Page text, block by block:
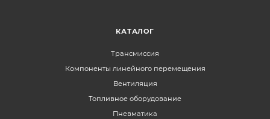
КАТАЛОГ
Трансмиссия
Компоненты линейного перемещения
Вентиляция
Топливное оборудование
Пневматика